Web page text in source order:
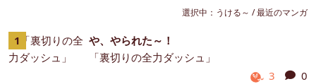
選択中： うける～ /最近のマンガ
や、やられた～！
「裏切りの全力ダッシュ」
3
0